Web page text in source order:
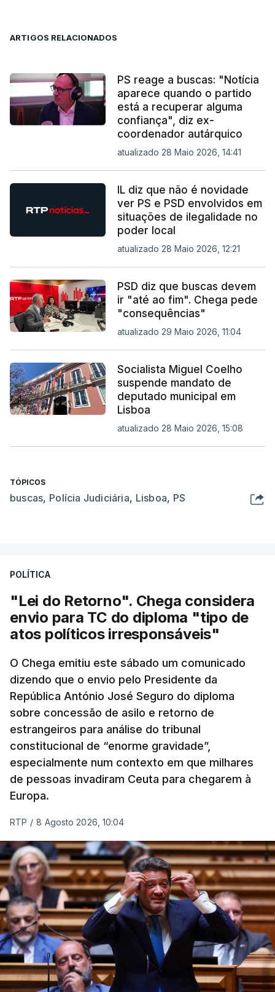
ARTIGOS RELACIONADOS
PS reage a buscas: "Notícia
aparece quando o partido
está a recuperar alguma
confiança", diz ex-
coordenador autárquico
atualizado 28 Maio 2026, 14:41
IL diz que não é novidade
ver PS e PSD envolvidos em
situações de ilegalidade no
poder local
atualizado 28 Maio 2026, 12:21
PSD diz que buscas devem
ir "até ao fim". Chega pede
"consequências"
atualizado 29 Maio 2026, 11:04
Socialista Miguel Coelho
suspende mandato de
deputado municipal em
Lisboa
atualizado 28 Maio 2026, 15:08
TÓPICOS
buscas, Polícia Judiciária, Lisboa, PS
POLÍTICA
"Lei do Retorno". Chega considera
envio para TC do diploma "tipo de
atos políticos irresponsáveis"
O Chega emitiu este sábado um comunicado
dizendo que o envio pelo Presidente da
República António José Seguro do diploma
sobre concessão de asilo e retorno de
estrangeiros para análise do tribunal
constitucional de “enorme gravidade”,
especialmente num contexto em que milhares
de pessoas invadiram Ceuta para chegarem à
Europa.
RTP / 8 Agosto 2026, 10:04